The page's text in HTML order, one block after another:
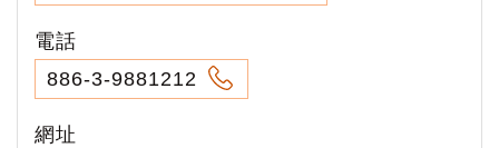
電話
886-3-9881212
網址